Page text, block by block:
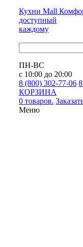
Кухни Mall
доступный
каждому
ПН-ВС
с 10:00 до 20:00
8 (800) 302-77-06
КОРЗИНА
0 товаров.
Меню